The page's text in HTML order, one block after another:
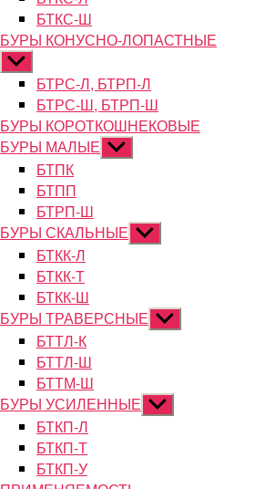
БТКС-Ш
БУРЫ КОНУСНО-ЛОПАСТНЫЕ
Показывать
подменюБТРС-Л, БТРП-Л
БТРС-Ш, БТРП-Ш
БУРЫ КОРОТКОШНЕКОВЫЕ
БУРЫ МАЛЫЕ Показывать
подменю
БТПК
БТПП
БТРП-Ш
БУРЫ СКАЛЬНЫЕ Показывать
подменю
БТКК-Л
БТКК-Т
БТКК-Ш
БУРЫ ТРАВЕРСНЫЕ Показывать
подменю
БТТЛ-К
БТТЛ-Ш
БТТМ-Ш
БУРЫ УСИЛЕННЫЕ Показывать
подменю
БТКП-Л
БТКП-Т
БТКП-У